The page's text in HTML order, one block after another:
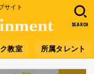
サイト
教室 所属タレント
SEARCH